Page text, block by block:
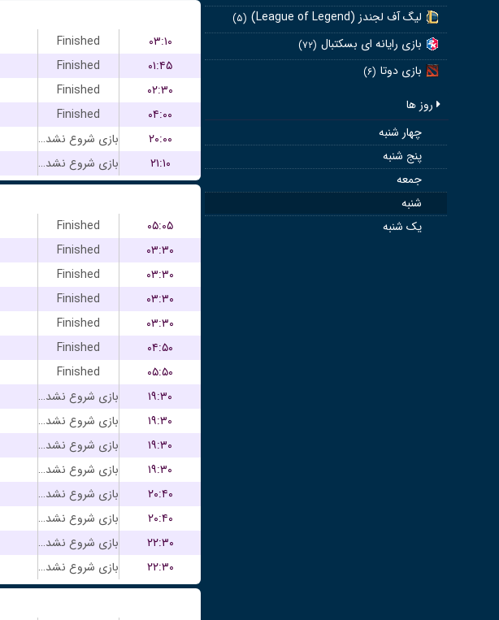
لیگ آف لجندز (League of Legend) (۵)
بازی رایانه ای بسکتبال (۷۲)
بازی دوتا (۶)
روز ها
چهار شنبه
پنج شنبه
جمعه
شنبه
یک شنبه
Finished
۰۳:۱۰
Finished
۰۱:۴۵
Finished
۰۲:۳۰
Finished
۰۴:۰۰
بازی شروع نشده است
۲۰:۰۰
بازی شروع نشده است
۲۱:۱۰
Finished
۰۵:۰۵
Finished
۰۳:۳۰
Finished
۰۳:۳۰
Finished
۰۳:۳۰
Finished
۰۳:۳۰
Finished
۰۴:۵۰
Finished
۰۵:۵۰
بازی شروع نشده است
۱۹:۳۰
بازی شروع نشده است
۱۹:۳۰
بازی شروع نشده است
۱۹:۳۰
بازی شروع نشده است
۱۹:۳۰
بازی شروع نشده است
۲۰:۴۰
بازی شروع نشده است
۲۰:۴۰
بازی شروع نشده است
۲۲:۳۰
بازی شروع نشده است
۲۲:۳۰